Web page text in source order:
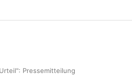
Pressemitteilung